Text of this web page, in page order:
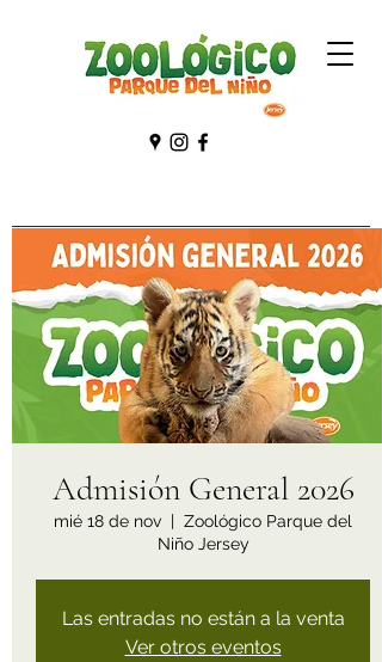
Admisión General 2026
mié 18 de nov
  |
Zoológico Parque del
Niño Jersey
Las entradas no están a la venta
Ver otros eventos